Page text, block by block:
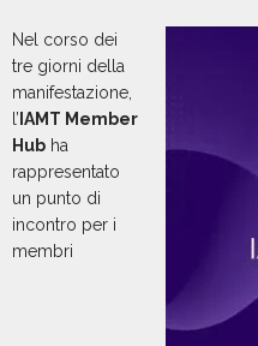
Nel corso dei
tre giorni della
manifestazione,
l’ IAMT Member
Hub ha
rappresentato
un punto di
incontro per i
membri